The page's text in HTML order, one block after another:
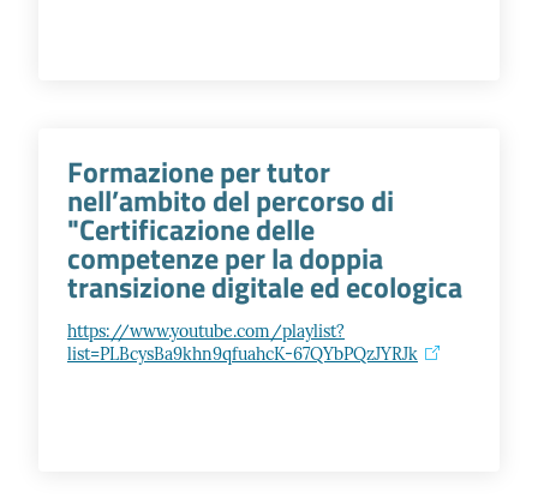
Pagamenti
on line
Accedi
Formazione per tutor
nell’ambito del percorso di
"Certificazione delle
competenze per la doppia
transizione digitale ed ecologica
https://www.youtube.com/playlist?
list=PLBcysBa9khn9qfuahcK-67QYbPQzJYRJk